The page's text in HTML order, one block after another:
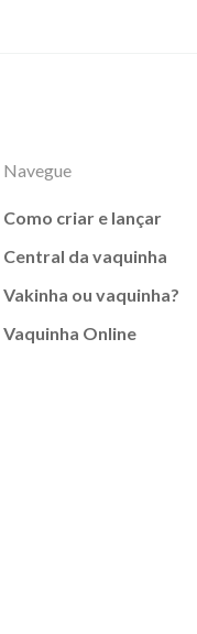
Navegue
Como criar e lançar
Central da vaquinha
Vakinha ou vaquinha?
Vaquinha Online